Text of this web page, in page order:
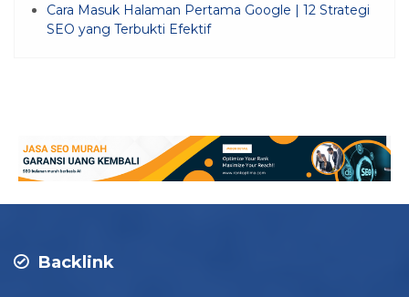
Cara Masuk Halaman Pertama Google | 12 Strategi
SEO yang Terbukti Efektif
Backlink